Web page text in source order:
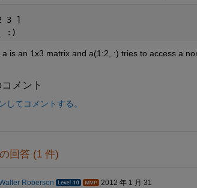
3 ]
:)
a is an 1x3 matrix and a(1:2, :) tries to access a
メント
してコメントする。
回答 (1 件)
Roberson
2012 年 1 月 31